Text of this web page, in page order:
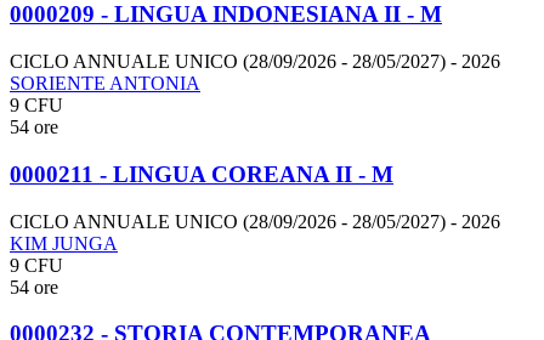
0000209 - LINGUA INDONESIANA II - M
CICLO ANNUALE UNICO (28/09/2026 - 28/05/2027) - 2026
SORIENTE ANTONIA
9 CFU
54 ore
0000211 - LINGUA COREANA II - M
CICLO ANNUALE UNICO (28/09/2026 - 28/05/2027) - 2026
KIM JUNGA
9 CFU
54 ore
0000232 - STORIA CONTEMPORANEA